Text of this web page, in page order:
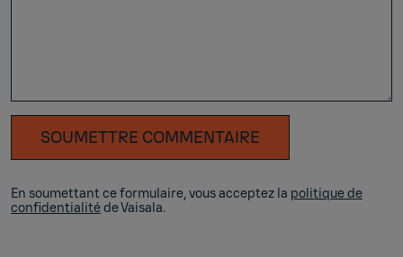
SOUMETTRE COMMENTAIRE
En soumettant ce formulaire, vous acceptez la politique de
confidentialitéde Vaisala.